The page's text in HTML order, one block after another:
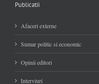
Publicatii
Afaceri externe
Sumar politic si economic
Opinii editori
Interviuri